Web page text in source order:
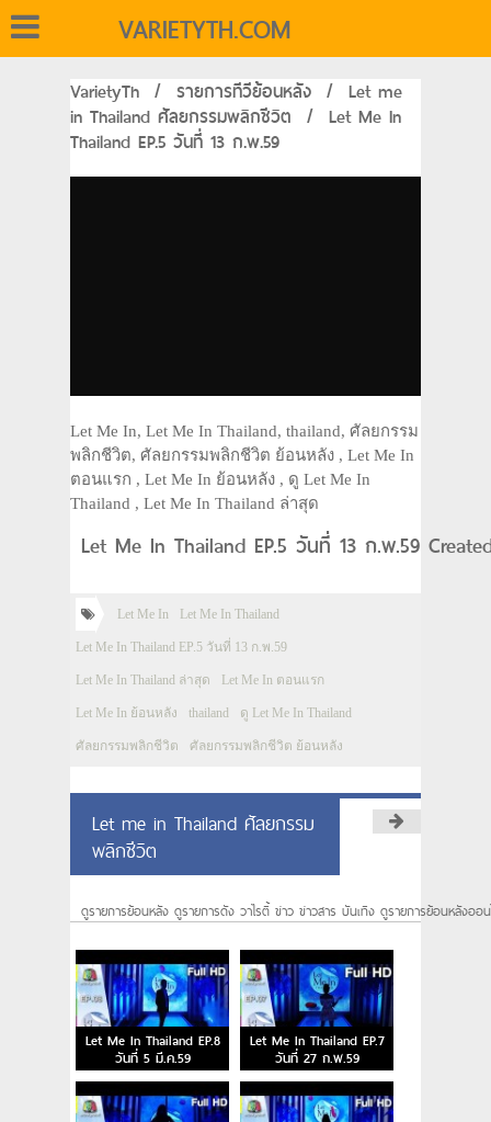
VARIETYTH.COM
VarietyTh / รายการทีวีย้อนหลัง / Let me
in Thailand ศัลยกรรมพลิกชีวิต / Let Me In
Thailand EP.5 วันที่ 13 ก.พ.59
Let Me In, Let Me In Thailand, thailand, ศัลยกรรม
พลิกชีวิต, ศัลยกรรมพลิกชีวิต ย้อนหลัง , Let Me In
ตอนแรก , Let Me In ย้อนหลัง , ดู Let Me In
Thailand , Let Me In Thailand ล่าสุด
Let Me In Thailand EP.5 วันที่ 13 ก.พ.59
Let Me In Let Me In Thailand
Let Me In Thailand EP.5 วันที่ 13 ก.พ.59
Let Me In Thailand ล่าสุด Let Me In ตอนแรก
Let Me In ย้อนหลัง thailand ดู Let Me In Thailand
ศัลยกรรมพลิกชีวิต ศัลยกรรมพลิกชีวิต ย้อนหลัง
Let me in Thailand ศัลยกรรม
พลิกชีวิต
ดูรายการย้อนหลัง ดูรายการดัง วาไรตี้ ข่าว ข่าวสาร บันเทิง ดูรายการย้อนหลังออ
Let Me In Thailand EP.8
วันที่ 5 มี.ค.59
Let Me In Thailand EP.7
วันที่ 27 ก.พ.59